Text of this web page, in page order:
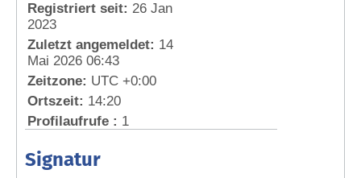
Registriert seit: 26 Jan
2023
Zuletzt angemeldet: 14
Mai 2026 06:43
Zeitzone: UTC +0:00
Ortszeit: 14:20
Profilaufrufe : 1
Signatur